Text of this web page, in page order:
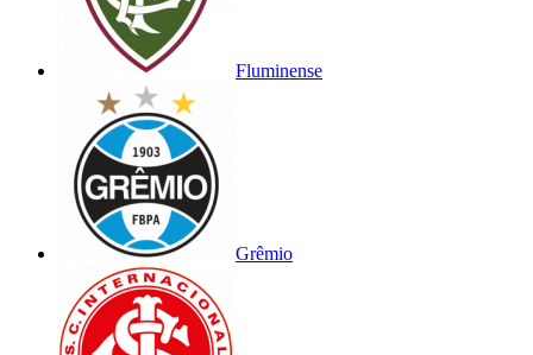
Fluminense
Grêmio